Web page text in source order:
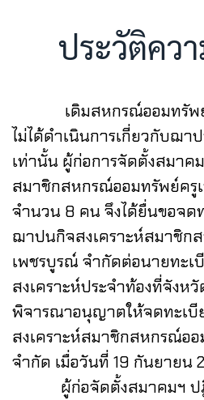
ประวัติคว
เดิมสหกรณ์ออมทรัพย์
ไม่ได้ดำเนินการเกี่ยวกับฌา
เท่านั้น ผู้ก่อการจัดตั้งสมาค
สมาชิกสหกรณ์ออมทรัพย์ครู
จำนวน 8 คน จึงได้ยื่นขอจด
ฌาปนกิจสงเคราะห์สมาชิก
เพชรบูรณ์ จำกัดต่อนายทะ
สงเคราะห์ประจำท้องที่จังห
พิจารณาอนุญาตให้จดทะเ
สงเคราะห์สมาชิกสหกรณ์อ
จำกัด เมื่อวันที่ 19 กันยายน
ผู้ก่อจัดตั้งสมาคมฯ ปฏิ